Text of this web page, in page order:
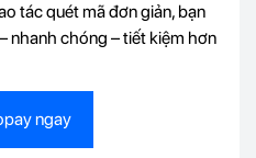
tác quét mã đơn giản, bạn
nhanh chóng – tiết kiệm hơn
ngay